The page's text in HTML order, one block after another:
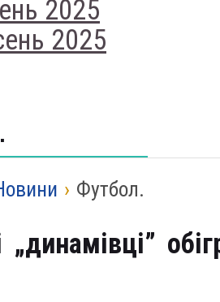
2025
2025
› Футбол.
„динамівці”